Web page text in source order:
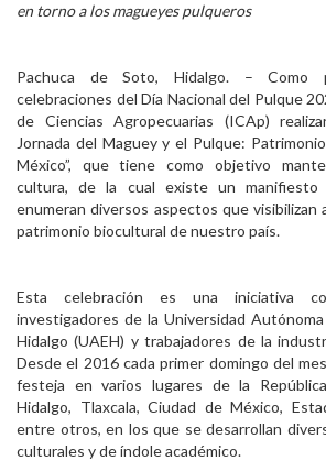
Personal
Visitantes
en torno a los magueyes pulqueros
Pachuca de Soto, Hidalgo. – Como
celebraciones del Día Nacional del Pulque
de Ciencias Agropecuarias (ICAp)
Jornada del Maguey y el Pulque:
México”, que tiene como objetivo
cultura, de la cual existe un
enumeran diversos aspectos que visibilizan
patrimonio biocultural de nuestro país.
Esta celebración es una iniciativa
investigadores de la Universidad
Hidalgo (UAEH) y trabajadores de la
Desde el 2016 cada primer domingo del
festeja en varios lugares de la
Hidalgo, Tlaxcala, Ciudad de México,
entre otros, en los que se desarrollan
culturales y de índole académico.